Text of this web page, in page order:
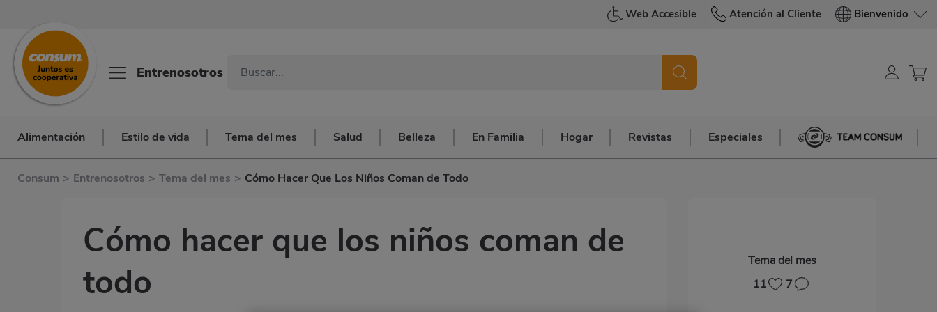
Web Accesible Atención al Cliente Bienvenido
Entrenosotros
Alimentación Estilo de vida Tema del mes Salud Belleza En Familia Hogar Revistas Especiales Team Consum
Consum > Entrenosotros > Tema del mes > Cómo Hacer Que Los Niños Coman de Todo
Tema del mes
11
7
Cómo hacer que los niños coman de
todo